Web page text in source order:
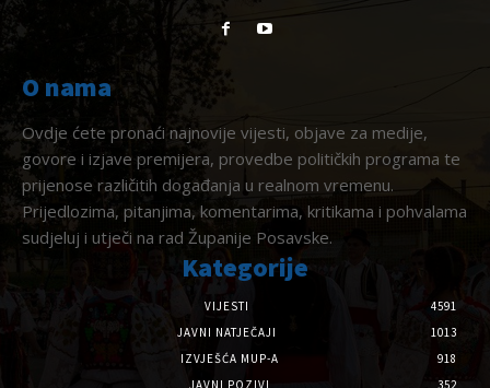
O nama
Ovdje ćete pronaći najnovije vijesti, objave za medije,
govore i izjave premijera, provedbe političkih programa te
prijenose različitih događanja u realnom vremenu.
Prijedlozima, pitanjima, komentarima, kritikama i pohvalama
sudjeluj i utječi na rad Županije Posavske.
Kategorije
VIJESTI
4591
JAVNI NATJEČAJI
1013
IZVJEŠĆA MUP-A
918